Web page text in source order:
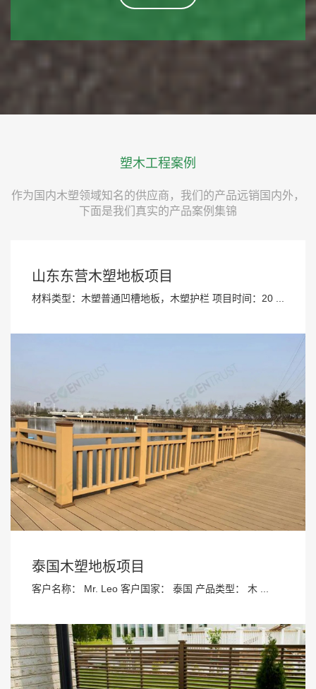
塑木工程案例
作为国内木塑领域知名的供应商，我们的产品远销国内外，
下面是我们真实的产品案例集锦
山东东营木塑地板项目
材料类型：木塑普通凹槽地板，木塑护栏 项目时间：20 ...
泰国木塑地板项目
客户名称： Mr. Leo 客户国家： 泰国 产品类型： 木 ...